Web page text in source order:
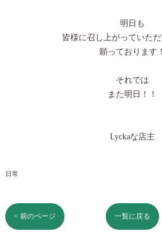
明日も
皆様に召し上がっていた
願っております！
それでは
また明日！！
Lyckaな店主
日常
< 前のページ 一覧に戻る